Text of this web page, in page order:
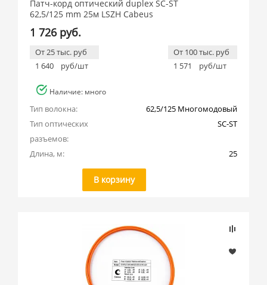
Патч-корд оптический duplex SC-ST
62,5/125 mm 25м LSZH Cabeus
1 726 руб.
От 25 тыс. руб
1 640
руб/шт
От 100 тыс. руб
1 571
руб/шт
Наличие: много
Тип волокна:
62,5/125 Многомодовый
Тип оптических
разъемов:
SC-ST
Длина, м: 25
В корзину